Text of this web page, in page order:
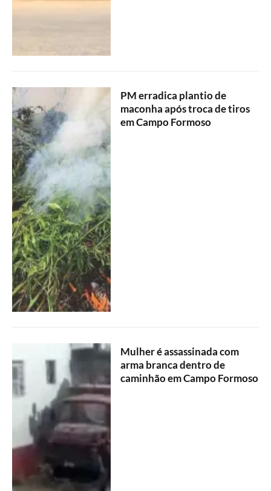
PM erradica plantio de
maconha após troca de tiros
em Campo Formoso
Mulher é assassinada com
arma branca dentro de
caminhão em Campo Formoso